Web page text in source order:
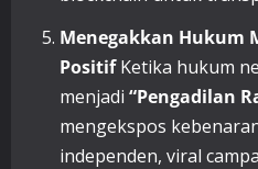
Menegakkan Hukum
PositifKetika hukum
menjadi “Pengadilan
mengekspos
independen, viral